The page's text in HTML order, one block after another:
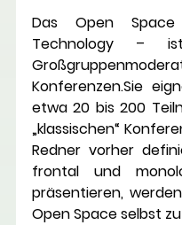
Das Open Space
Technology –
Konferenzen.Sie
etwa 20 bis 200
„klassischen“
Redner vorher
frontal und
präsentieren,
Open Space selbst